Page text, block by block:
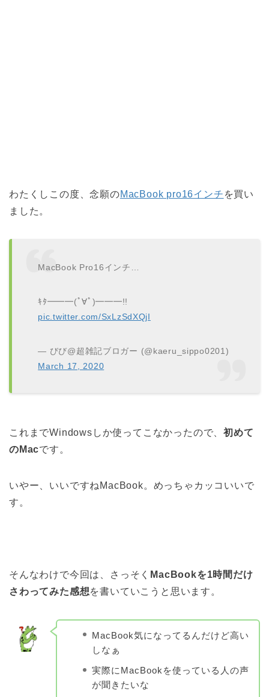
わたくしこの度、念願のMacBook pro16インチ を買い
ました。
MacBook Pro16インチ…
ｷﾀ━━━(ﾟ∀ﾟ)━━━!!
pic.twitter.com/SxLzSdXQjI
— びび@超雑記ブロガー (@kaeru_sippo0201)
March 17, 2020
これまでWindowsしか使ってこなかったので、初めて
のMacです。
いやー、いいですねMacBook。めっちゃカッコいいで
す。
そんなわけで今回は、さっそく MacBookを1時間だけ
さわってみた感想を書いていこうと思います。
MacBook気になってるんだけど高い
しなぁ
実際にMacBookを使っている人の声
が聞きたいな